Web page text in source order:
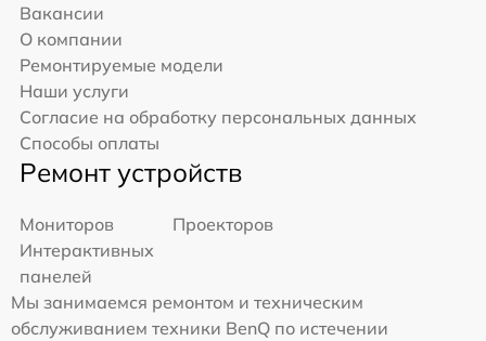
Вакансии
О компании
Ремонтируемые модели
Наши услуги
Согласие на обработку персональных данных
Способы оплаты
Ремонт устройств
Мониторов
Проекторов
Интерактивных
панелей
Мы занимаемся ремонтом и техническим
обслуживанием техники BenQ по истечении